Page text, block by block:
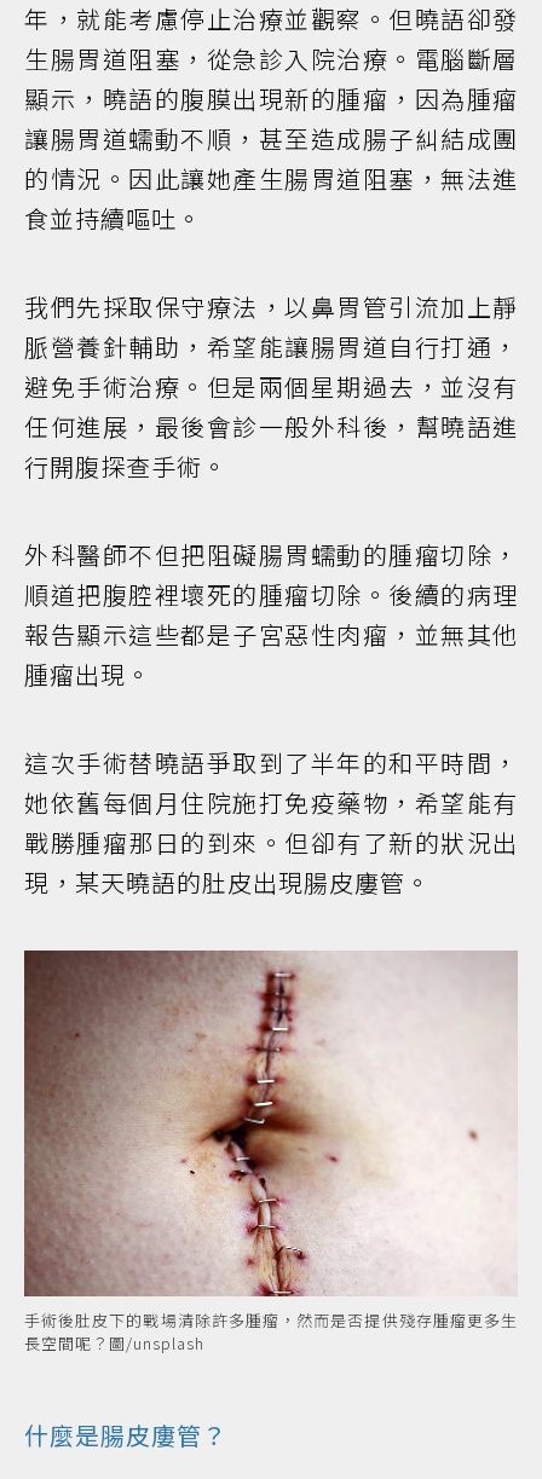
年，就能考慮停止治療並觀察。但曉語卻發
生腸胃道阻塞，從急診入院治療。電腦斷層
顯示，曉語的腹膜出現新的腫瘤，因為腫瘤
讓腸胃道蠕動不順，甚至造成腸子糾結成團
的情況。因此讓她產生腸胃道阻塞，無法進
食並持續嘔吐。
我們先採取保守療法，以鼻胃管引流加上靜
脈營養針輔助，希望能讓腸胃道自行打通，
避免手術治療。但是兩個星期過去，並沒有
任何進展，最後會診一般外科後，幫曉語進
行開腹探查手術。
外科醫師不但把阻礙腸胃蠕動的腫瘤切除，
順道把腹腔裡壞死的腫瘤切除。後續的病理
報告顯示這些都是子宮惡性肉瘤，並無其他
腫瘤出現。
這次手術替曉語爭取到了半年的和平時間，
她依舊每個月住院施打免疫藥物，希望能有
戰勝腫瘤那日的到來。但卻有了新的狀況出
現，某天曉語的肚皮出現腸皮廔管。
手術後肚皮下的戰場清除許多腫瘤，然而是否提供殘存腫瘤更多生
長空間呢？圖/unsplash
什麼是腸皮廔管？